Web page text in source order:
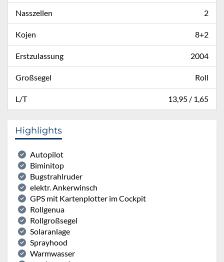
Nasszellen 2
Kojen 8+2
Erstzulassung 2004
Großsegel Roll
L/T 13,95 / 1,65
Highlights
Autopilot
Biminitop
Bugstrahlruder
elektr. Ankerwinsch
GPS mit Kartenplotter im Cockpit
Rollgenua
Rollgroßsegel
Solaranlage
Sprayhood
Warmwasser